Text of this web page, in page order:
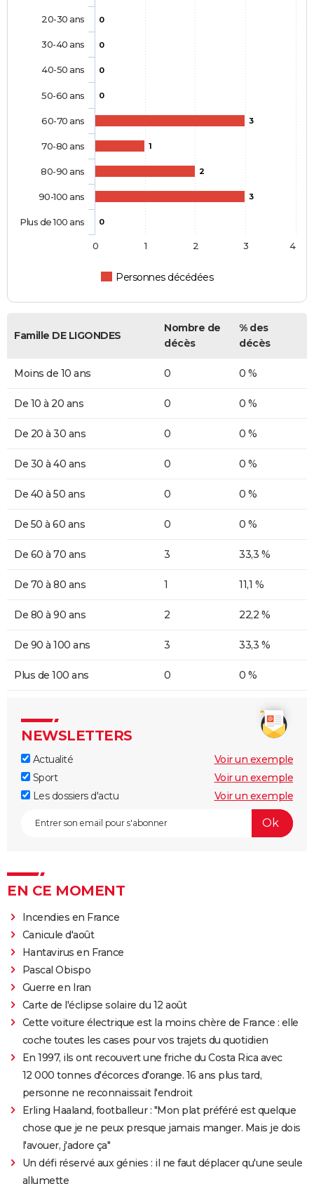
0
0
0
0
3
1
2
3
0
Personnes décédées
20-30 ans
30-40 ans
40-50 ans
50-60 ans
60-70 ans
70-80 ans
80-90 ans
90-100 ans
Plus de 100 ans
0 1 2 3 4
Famille DE LIGONDES
Nombre de
décès
% des
décès
Moins de 10 ans 0 0 %
De 10 à 20 ans 0 0 %
De 20 à 30 ans 0 0 %
De 30 à 40 ans 0 0 %
De 40 à 50 ans 0 0 %
De 50 à 60 ans 0 0 %
De 60 à 70 ans 3 33,3 %
De 70 à 80 ans 1 11,1 %
De 80 à 90 ans 2 22,2 %
De 90 à 100 ans 3 33,3 %
Plus de 100 ans 0 0 %
NEWSLETTERS
Actualité
Voir un exemple
Sport
Voir un exemple
Les dossiers d'actu
Voir un exemple
EN CE MOMENT
Incendies en France
Canicule d'août
Hantavirus en France
Pascal Obispo
Guerre en Iran
Carte de l'éclipse solaire du 12 août
Cette voiture électrique est la moins chère de France : elle
coche toutes les cases pour vos trajets du quotidien
En 1997, ils ont recouvert une friche du Costa Rica avec
12 000 tonnes d'écorces d'orange. 16 ans plus tard,
personne ne reconnaissait l'endroit
Erling Haaland, footballeur : "Mon plat préféré est quelque
chose que je ne peux presque jamais manger. Mais je dois
l'avouer, j'adore ça"
Un défi réservé aux génies : il ne faut déplacer qu'une seule
allumette